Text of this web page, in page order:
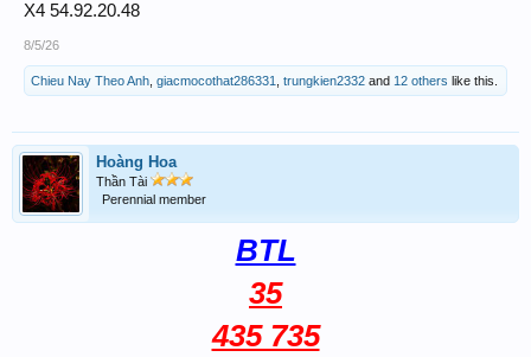
X4 54.92.20.48
8/5/26
Chieu Nay Theo Anh giacmocothat286331 trungkien2332 and 12 others like this.
Hoàng Hoa
Thần Tài
Perennial member
BTL
35
435 735